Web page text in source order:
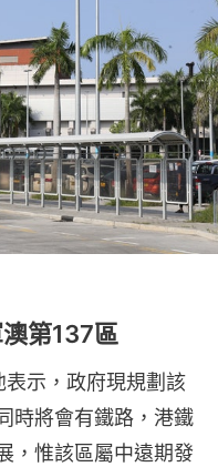
第137區
示，政府現規劃該
時將會有鐵路，港鐵
，惟該區屬中遠期發